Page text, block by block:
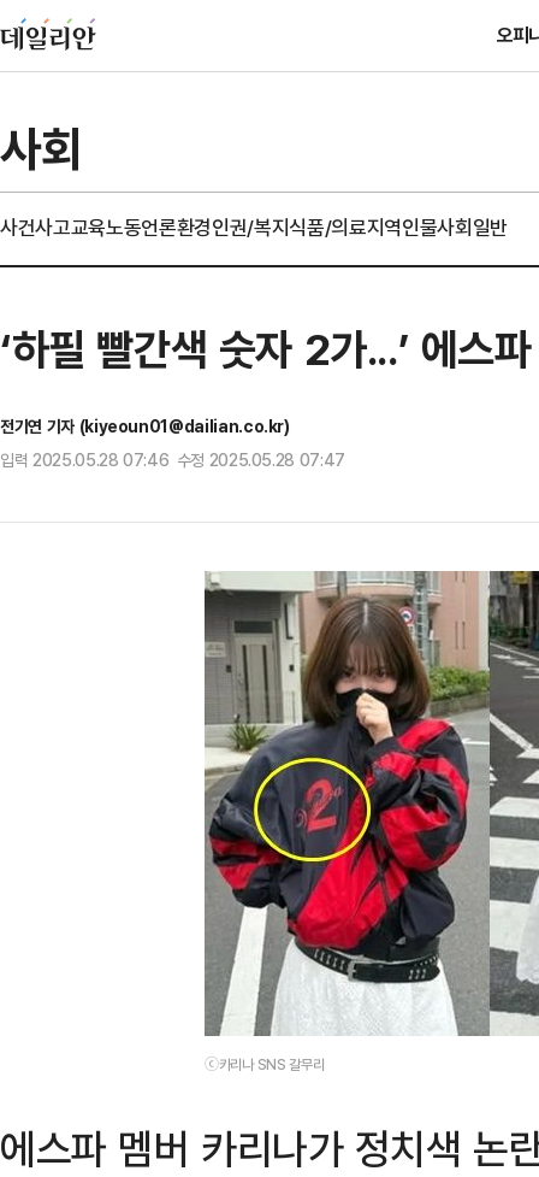
오피
사회
사건사고교육노동언론환경인권/복지식품/의료지역인물사회일반
‘하필 빨간색 숫자 2가...’ 에스
전기연 기자 (kiyeoun01@dailian.co.kr)
입력 2025.05.28 07:46 수정 2025.05.28 07:47
ⓒ카리나 SNS 갈무리
에스파 멤버 카리나가 정치색 논